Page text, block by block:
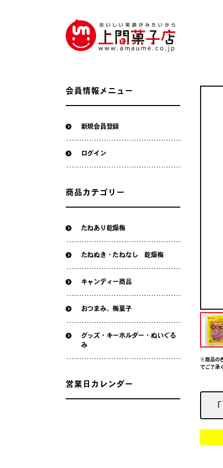
会員情報メニュー
新規会員登録
ログイン
商品カテゴリー
たねあり乾燥梅
たねぬき・たねなし 乾燥梅
キャンディー商品
おつまみ、梅菓子
グッズ・キーホルダー・ぬいぐる
み
営業日カレンダー
※商品の
でご了承